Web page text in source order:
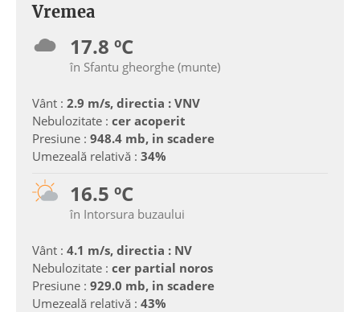
Vremea
17.8 ºC
în Sfantu gheorghe (munte)
Vânt : 2.9 m/s, directia : VNV
Nebulozitate : cer acoperit
Presiune : 948.4 mb, in scadere
Umezeală relativă : 34%
16.5 ºC
în Intorsura buzaului
Vânt : 4.1 m/s, directia : NV
Nebulozitate : cer partial noros
Presiune : 929.0 mb, in scadere
Umezeală relativă : 43%